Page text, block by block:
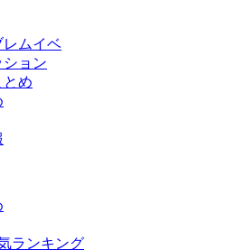
レムイベ
ョン
とめ
ランキング